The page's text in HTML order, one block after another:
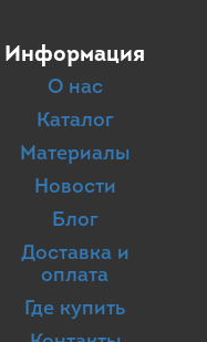
Информация
О нас
Каталог
Материалы
Новости
Блог
Доставка и
оплата
Где купить